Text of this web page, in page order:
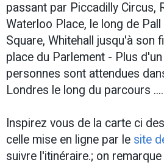
passant par Piccadilly Circus,
Waterloo Place, le long de
Square, Whitehall jusqu'à son
place du Parlement - Plus
personnes sont attendues
Londres le long du parcours ....
Inspirez vous de la carte ci
celle mise en ligne par le site
suivre l'itinéraire.; on